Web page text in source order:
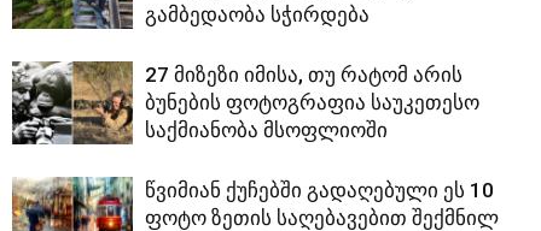
გამბედაობა სჭირდება
27 მიზეზი იმისა, თუ რატომ არის
ბუნების ფოტოგრაფია საუკეთესო
საქმიანობა მსოფლიოში
წვიმიან ქუჩებში გადაღებული ეს 10
ფოტო ზეთის საღებავებით შექმნილ